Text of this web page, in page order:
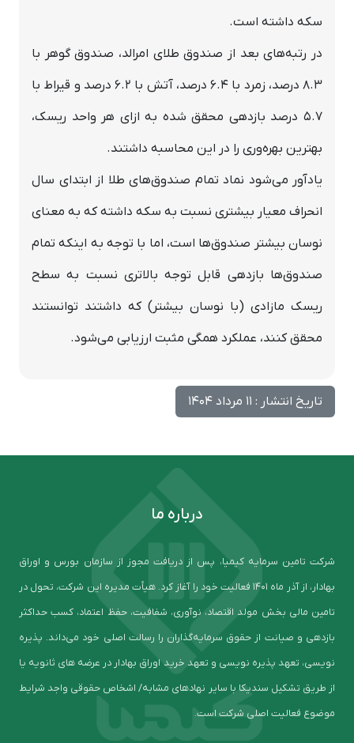
سکه داشته است.
در رتبه‌های بعد از صندوق طلای امرالد، صندوق گوهر با
8.3 درصد، زمرد با 6.4 درصد، آتش با 6.2 درصد و قیراط با
5.7 درصد بازدهی محقق شده به ازای هر واحد ریسک،
بهترین بهره‌وری را در این محاسبه داشتند.
یادآور می‌شود نماد تمام صندوق‌های طلا از ابتدای سال
انحراف معیار بیشتری نسبت به سکه داشته که به معنای
نوسان بیشتر صندوق‌ها است، اما با توجه به اینکه تمام
صندوق‌ها بازدهی قابل توجه بالاتری نسبت به سطح
ریسک مازادی (با نوسان بیشتر) که داشتند توانستند
محقق کنند، عملکرد همگی مثبت ارزیابی می‌شود.
تاریخ انتشار : 11 مرداد 1404
درباره ما
شرکت تامین سرمایه کیمیا، پس از دریافت مجوز از سازمان بورس و اوراق
بهادار، از آذر ماه ۱۴۰۱ فعالیت خود را آغاز کرد. هیأت مدیره این شرکت، تحول در
تامین مالی بخش مولد اقتصاد، نوآوری، شفافیت، حفظ اعتماد، کسب حداکثر
بازدهی و صیانت از حقوق سرمایه‌گذاران را رسالت اصلی خود می‌داند. پذیره
نویسی، تعهد پذیره نویسی و تعهد خرید اوراق بهادار در عرضه های ثانویه یا
از طریق تشکیل سندیکا با سایر نهادهای مشابه/ اشخاص حقوقی واجد شرایط
موضوع فعالیت اصلی شرکت است.